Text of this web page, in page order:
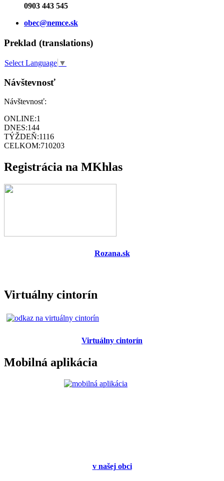
0903 443 545
obec@nemce.sk
Preklad (translations)
Select Language ▼
Návštevnosť
Návštevnosť:
ONLINE:1
DNES:144
TÝŽDEŇ:1116
CELKOM:710203
Registrácia na MKhlas
Rozana.sk
Virtuálny cintorín
Virtuálny cintorín
Mobilná aplikácia
vnašej obci